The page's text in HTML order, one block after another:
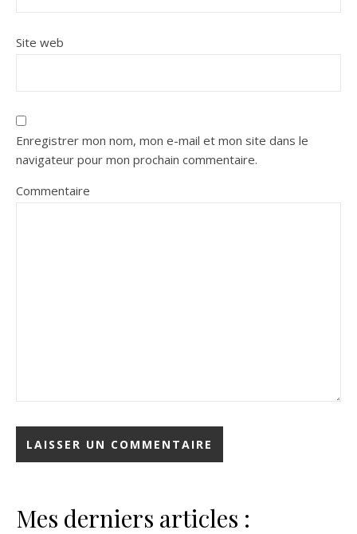
Site web
Enregistrer mon nom, mon e-mail et mon site dans le
navigateur pour mon prochain commentaire.
Commentaire
Mes derniers articles :